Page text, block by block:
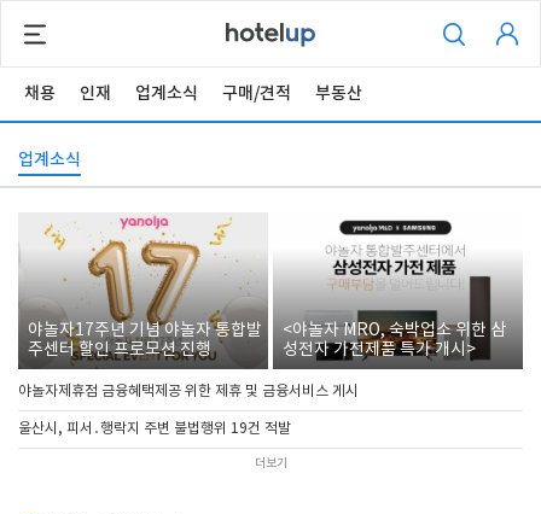
채용 인재 업계소식 구매/견적 부동산
업계소식
야놀자17주년 기념 야놀자 통합발
주센터 할인 프로모션 진행
<야놀자 MRO, 숙박업소 위한 삼
성전자 가전제품 특가 개시>
야놀자제휴점 금융혜택제공 위한 제휴 및 금융서비스 게시
울산시, 피서․행락지 주변 불법행위 19건 적발
더보기